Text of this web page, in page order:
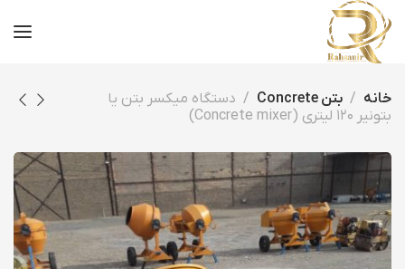
خانه بتن Concrete
دستگاه میکسر بتن یا
بتونیر ۱۲۰ لیتری (Concrete mixer)